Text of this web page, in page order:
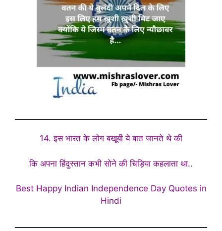
14. इस भारत के लोग बखूबी ये बात जानते थे की
कि अपना हिंदुस्तान कभी सोने की चिड़िया कहलाता था..
Best Happy Indian Independence Day Quotes in
Hindi